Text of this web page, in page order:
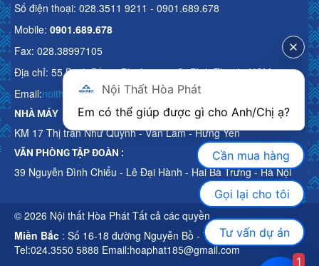
Số điện thoại: 028.3511 9211 - 0901.689.678
Mobile: 0901.689.678
Fax: 028.38997105
Địa chỉ: 55 Bạch Đằng, Phường 15, Q. Bình Thạnh, HCM
Email:noithathoaphattot@gmail.com
NHÀ MÁY
KM 17 Thị trấn Như Quỳnh - Văn Lâm - Hưng Yên
VĂN PHÒNG TẬP ĐOÀN :
39 Nguyễn Đình Chiểu - Lê Đại Hành - Hai Bà Trưng - Hà Nội
© 2026 Nội thất Hòa Phát Tất cả các quyền
Miền Bắc : Số 16-18 đường Nguyễn Bồ - TP Hà Nội
Tel:024.3550 5888 Email:hoaphat185@gmail.com
Nội Thất Hòa Phát
Cần mua hàng
Gọi lại cho tôi
Tư vấn dự án
1